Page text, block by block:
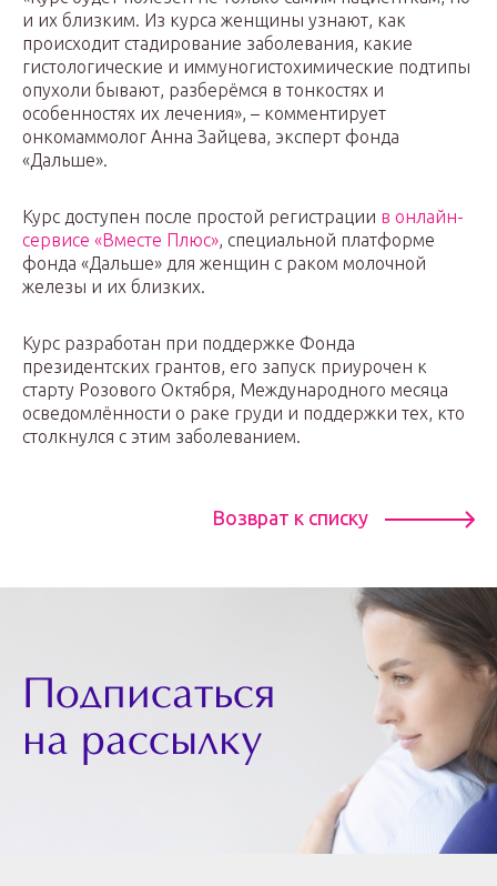
и их близким. Из курса женщины узнают, как
происходит стадирование заболевания, какие
гистологические и иммуногистохимические подтипы
опухоли бывают, разберёмся в тонкостях и
особенностях их лечения», – комментирует
онкомаммолог Анна Зайцева, эксперт фонда
«Дальше».
Курс доступен после простой регистрации в онлайн-
сервисе «Вместе Плюс», специальной платформе
фонда «Дальше» для женщин с раком молочной
железы и их близких.
Курс разработан при поддержке Фонда
президентских грантов, его запуск приурочен к
старту Розового Октября, Международного месяца
осведомлённости о раке груди и поддержки тех, кто
столкнулся с этим заболеванием.
Возврат к списку
Подписаться
на рассылку